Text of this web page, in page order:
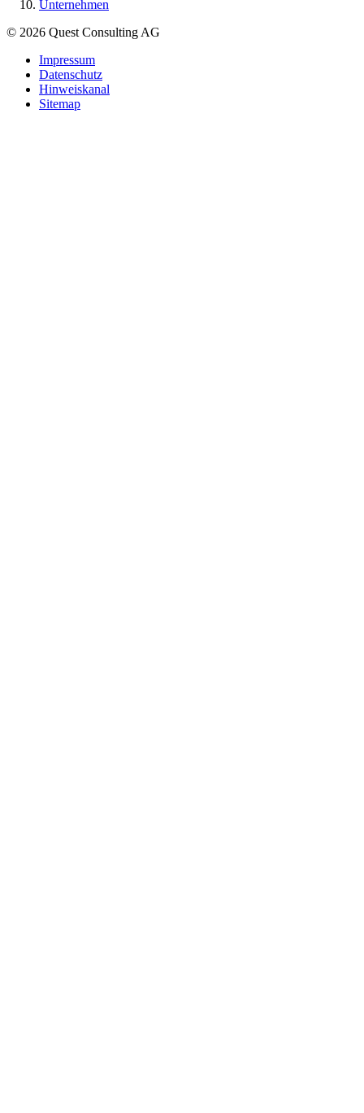
Unternehmen
© 2026 Quest Consulting AG
Impressum
Datenschutz
Hinweiskanal
Sitemap